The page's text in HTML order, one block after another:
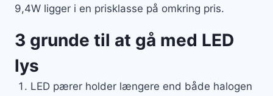
9,4W ligger i en prisklasse på omkring pris.
3 grunde til at gå med LED
lys
LED pærer holder længere end både halogen